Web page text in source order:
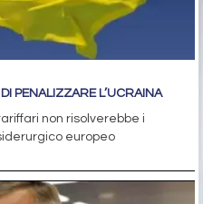
PENALIZZARE L’UCRAINA
non risolverebbe i
europeo